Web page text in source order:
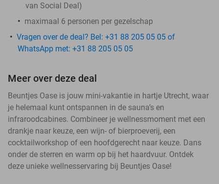
van Social Deal)
maximaal 6 personen per gezelschap
Vragen over de deal? Bel: +31 88 205 05 05 of
WhatsApp met: +31 88 205 05 05
Meer over deze deal
Beuntjes Oase is jouw mini-vakantie in hartje Utrecht, waar
je helemaal kunt ontspannen in de sauna’s en
infraroodcabines. Combineer je wellnessmoment met een
drankje naar keuze, een wijn- of bierproeverij, een
cocktailworkshop of een hoofdgerecht naar keuze. Dans
onder de sterren en warm op bij het haardvuur. Ontdek
deze unieke wellnesservaring bij Beuntjes Oase!